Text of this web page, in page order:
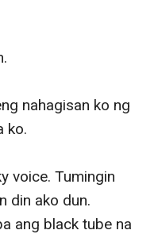
nahagisan ko ng
ko.
voice. Tumingin
din ako dun.
ang black tube na